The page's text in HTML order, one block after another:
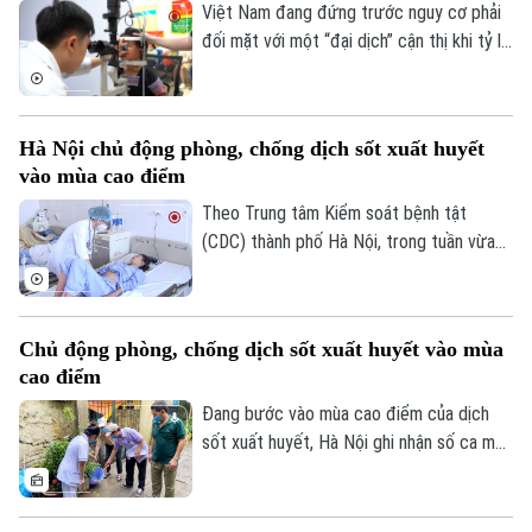
Tư vấn sức khỏe
Bóng đá
Quần vợt
Golf
Giải trí
Tin tức
Điện ảnh
Thời trang
Âm nhạc
Đã phát sóng
cực mạnh, những hệ lụy với sức khỏe và
thách thức mới đối với công tác quản lý.
Việt Nam đang đứng trước nguy cơ phải
đối mặt với một “đại dịch” cận thị khi tỷ lệ
“Giải pháp nâng cao thị lực trong thời đại
Hà Nội chủ động phòng, chống dịch sốt xuất huyết
vào mùa cao điểm
Theo Trung tâm Kiểm soát bệnh tật
(CDC) thành phố Hà Nội, trong tuần vừa
truyền bệnh phát triển.
Chủ động phòng, chống dịch sốt xuất huyết vào mùa
cao điểm
Đang bước vào mùa cao điểm của dịch
sốt xuất huyết, Hà Nội ghi nhận số ca mắc